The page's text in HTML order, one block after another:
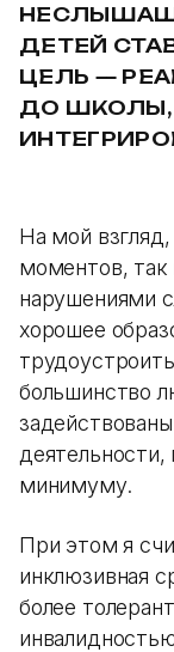
ДЕТЕЙ
ЦЕЛЬ —
ДО ШКОЛЫ,
На мой
моментов, так
нарушениями
хорошее
большинство
минимуму.
При этом я
инклюзивная
более